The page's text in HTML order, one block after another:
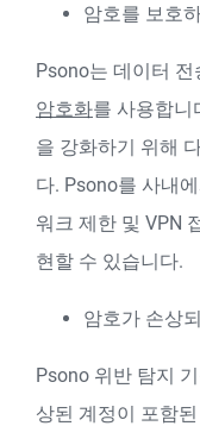
암호를 보호
Psono는 데이터
암호화를 사용합니
을 강화하기 위해
다. Psono를 사내
워크 제한 및 VPN
현할 수 있습니다.
암호가 손상
Psono 위반 탐지
상된 계정이 포함